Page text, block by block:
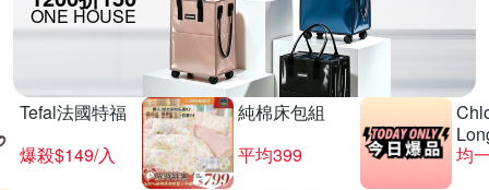
ONE HOUSE
Tefal法國特福
爆殺$149/入
純棉床包組
平均399
均